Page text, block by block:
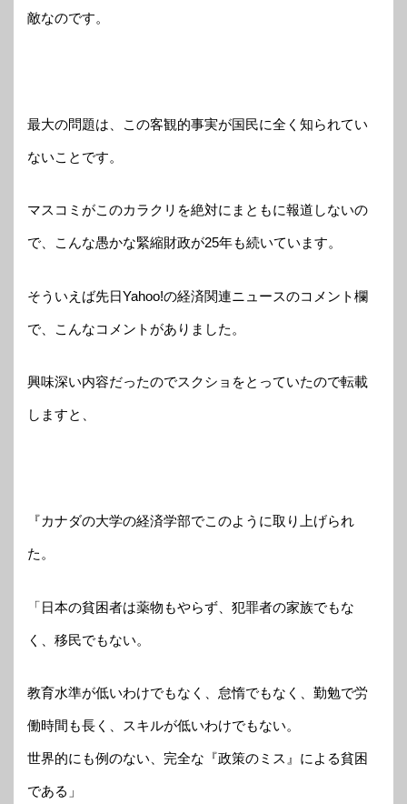
敵なのです。
最大の問題は、この客観的事実が国民に全く知られてい
ないことです。
マスコミがこのカラクリを絶対にまともに報道しないの
で、こんな愚かな緊縮財政が25年も続いています。
そういえば先日Yahoo!の経済関連ニュースのコメント欄
で、こんなコメントがありました。
興味深い内容だったのでスクショをとっていたので転載
しますと、
『カナダの大学の経済学部でこのように取り上げられ
た。
「日本の貧困者は薬物もやらず、犯罪者の家族でもな
く、移民でもない。
教育水準が低いわけでもなく、怠惰でもなく、勤勉で労
働時間も長く、スキルが低いわけでもない。
世界的にも例のない、完全な『政策のミス』による貧困
である」